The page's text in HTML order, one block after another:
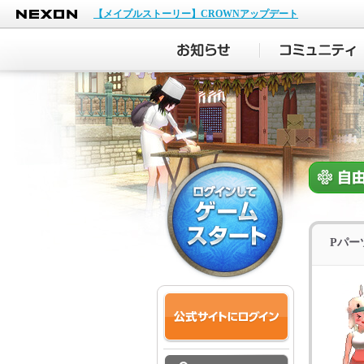
NEXON
【メイプルストーリー】CROWNアップデート
Pパー